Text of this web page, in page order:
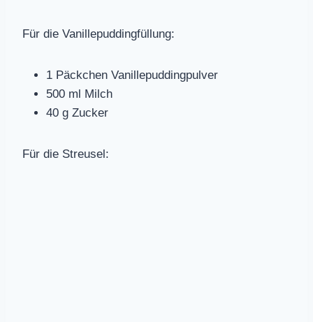
Für die Vanillepuddingfüllung:
1 Päckchen Vanillepuddingpulver
500 ml Milch
40 g Zucker
Für die Streusel: